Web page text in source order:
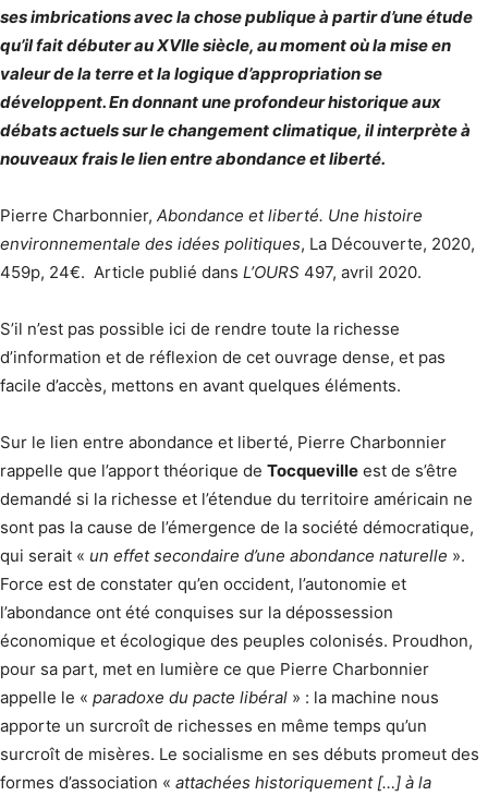
ses imbrications avec la chose publique à partir d’une étude
qu’il fait débuter au XVIIe siècle, au moment où la mise en
valeur de la terre et la logique d’appropriation se
développent. En donnant une profondeur historique aux
débats actuels sur le changement climatique, il interprète à
nouveaux frais le lien entre abondance et liberté.
Pierre Charbonnier, Abondance et liberté. Une histoire
environnementale des idées politiques, La Découverte, 2020,
459p, 24€. Article publié dans L’OURS 497, avril 2020.
S’il n’est pas possible ici de rendre toute la richesse
d’information et de réflexion de cet ouvrage dense, et pas
facile d’accès, mettons en avant quelques éléments.
Sur le lien entre abondance et liberté, Pierre Charbonnier
rappelle que l’apport théorique de Tocqueville est de s’être
demandé si la richesse et l’étendue du territoire américain ne
sont pas la cause de l’émergence de la société démocratique,
qui serait « un effet secondaire d’une abondance naturelle ».
Force est de constater qu’en occident, l’autonomie et
l’abondance ont été conquises sur la dépossession
économique et écologique des peuples colonisés. Proudhon,
pour sa part, met en lumière ce que Pierre Charbonnier
appelle le « paradoxe du pacte libéral » : la machine nous
apporte un surcroît de richesses en même temps qu’un
surcroît de misères. Le socialisme en ses débuts promeut des
formes d’association « attachées historiquement […] à la